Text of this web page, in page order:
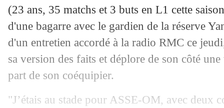
(23 ans, 35 matchs et 3 buts en L1 cette
d'une bagarre avec le gardien de la réserve
d'un entretien accordé à la radio RMC ce
sa version des faits et déplore de son côté
part de son coéquipier.
"J’étais au stade pour ASSE-OM, avec deux
02/06 ASSE: la L1, le constat accablant de
02/06 Real : Rüdiger a signé 4 ans !
02/06 Bordeaux: Hwang veut très vite filer
Italie : le constat lucide de Mancini